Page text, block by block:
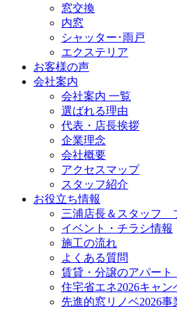
窓交換
内窓
シャッター･雨戸
エクステリア
お客様の声
会社案内
会社案内 一覧
選ばれる理由
代表・店長挨拶
企業理念
会社概要
アクセスマップ
スタッフ紹介
お役立ち情報
三浦店長＆スタッフ
イベント・チラシ情報
施工の流れ
よくある質問
賃貸・分譲のアパー
住宅省エネ2026キャン
先進的窓リノベ2026事